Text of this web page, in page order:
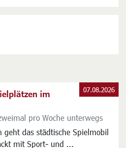
im
pro Woche unterwegs
geht das städtische Spielmobil
mit Sport- und ...
07.08.2026